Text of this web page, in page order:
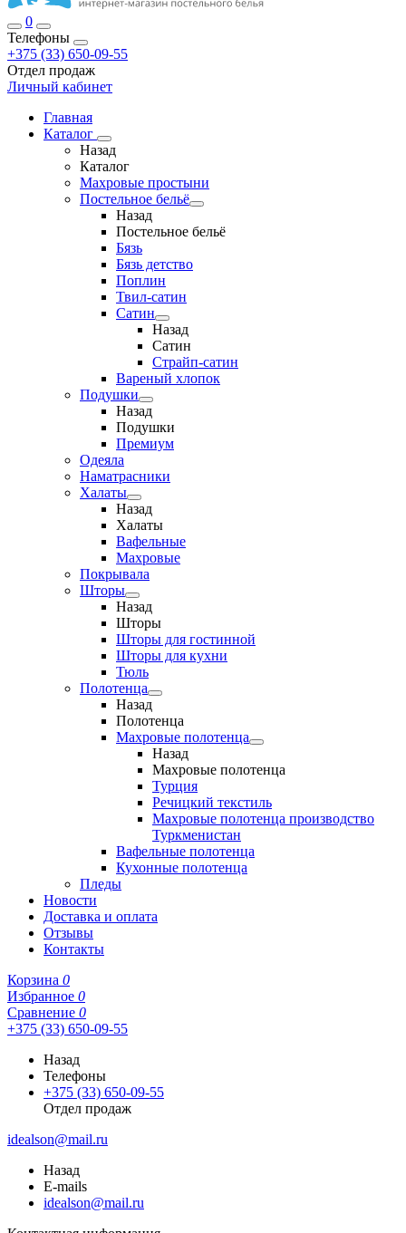
0
Телефоны
+375 (33) 650-09-55
Отдел продаж
Личный кабинет
Главная
Каталог
Назад
Каталог
Махровые простыни
Постельное бельё
Назад
Постельное бельё
Бязь
Бязь детство
Поплин
Твил-сатин
Сатин
Назад
Сатин
Страйп-сатин
Вареный хлопок
Подушки
Назад
Подушки
Премиум
Одеяла
Наматрасники
Халаты
Назад
Халаты
Вафельные
Махровые
Покрывала
Шторы
Назад
Шторы
Шторы для гостинной
Шторы для кухни
Тюль
Полотенца
Назад
Полотенца
Махровые полотенца
Назад
Махровые полотенца
Турция
Речицкий текстиль
Махровые полотенца производство
Туркменистан
Вафельные полотенца
Кухонные полотенца
Пледы
Новости
Доставка и оплата
Отзывы
Контакты
Корзина 0
Избранное 0
Сравнение 0
+375 (33) 650-09-55
Назад
Телефоны
+375 (33) 650-09-55
Отдел продаж
idealson@mail.ru
Назад
E-mails
idealson@mail.ru